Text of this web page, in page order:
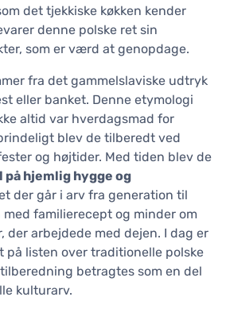
det tjekkiske køkken kender
denne polske ret sin
som er værd at genopdage.
fra det gammelslaviske udtryk
eller banket. Denne etymologi
altid var hverdagsmad for
blev de tilberedt ved
og højtider. Med tiden blev de
på hjemlig hygge og
der går i arv fra generation til
familierecept og minder om
der arbejdede med dejen. I dag er
på listen over traditionelle polske
betragtes som en del
kulturarv.